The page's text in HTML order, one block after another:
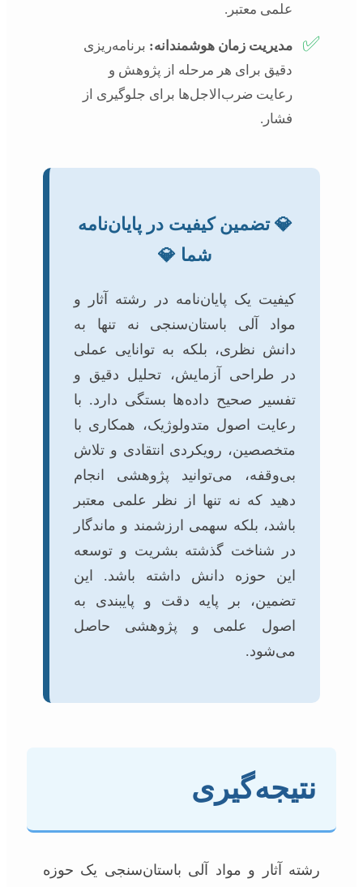
علمی معتبر.
✅ مدیریت زمان هوشمندانه: برنامه‌ریزی
دقیق برای هر مرحله از پژوهش و
رعایت ضرب‌الاجل‌ها برای جلوگیری از
فشار.
💎 تضمین کیفیت در پایان‌نامه
شما 💎
کیفیت یک پایان‌نامه در رشته آثار و
مواد آلی باستان‌سنجی نه تنها به
دانش نظری، بلکه به توانایی عملی
در طراحی آزمایش، تحلیل دقیق و
تفسیر صحیح داده‌ها بستگی دارد. با
رعایت اصول متدولوژیک، همکاری با
متخصصین، رویکردی انتقادی و تلاش
بی‌وقفه، می‌توانید پژوهشی انجام
دهید که نه تنها از نظر علمی معتبر
باشد، بلکه سهمی ارزشمند و ماندگار
در شناخت گذشته بشریت و توسعه
این حوزه دانش داشته باشد. این
تضمین، بر پایه دقت و پایبندی به
اصول علمی و پژوهشی حاصل
می‌شود.
نتیجه‌گیری
رشته آثار و مواد آلی باستان‌سنجی یک حوزه